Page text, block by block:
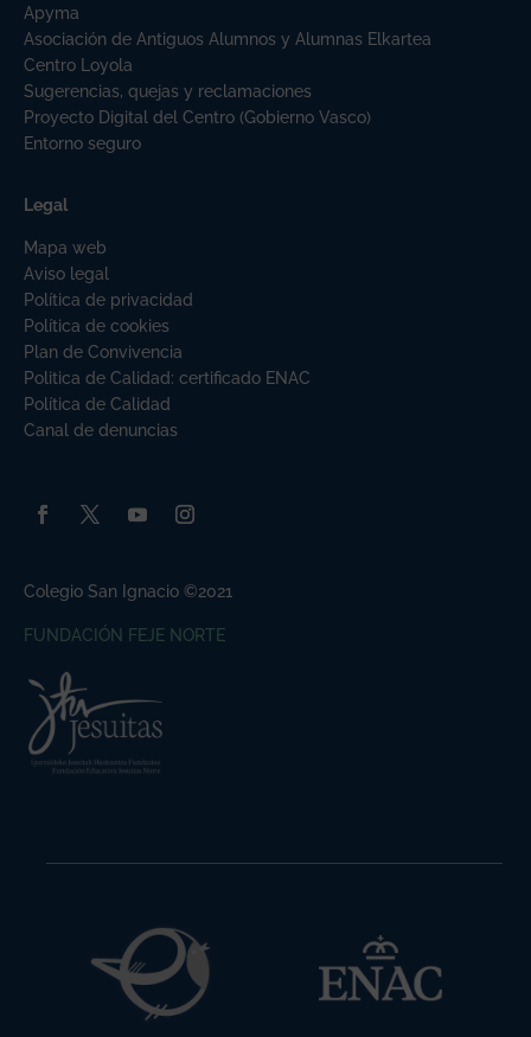
Apyma
Asociación de Antiguos Alumnos y Alumnas Elkartea
Centro Loyola
Sugerencias, quejas y reclamaciones
Proyecto Digital del Centro (Gobierno Vasco)
Entorno seguro
Legal
Mapa web
Aviso legal
Política de privacidad
Política de cookies
Plan de Convivencia
Politica de Calidad: certificado ENAC
Política de Calidad
Canal de denuncias
Colegio San Ignacio ©2021
FUNDACIÓN FEJE NORTE